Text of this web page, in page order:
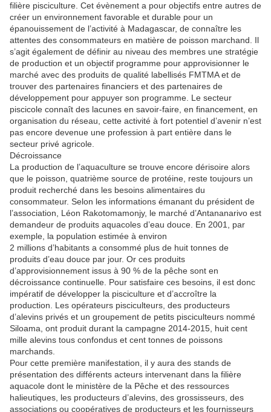
filière pisciculture. Cet évènement a pour objectifs entre autres de
créer un environnement favorable et durable pour un
épanouissement de l’activité à Madagascar, de connaître les
attentes des consommateurs en matière de poisson marchand. Il
s’agit également de définir au niveau des membres une stratégie
de production et un objectif programme pour approvisionner le
marché avec des produits de qualité labellisés FMTMA et de
trouver des partenaires financiers et des partenaires de
développement pour appuyer son programme. Le secteur
piscicole connaît des lacunes en savoir-faire, en financement, en
organisation du réseau, cette activité à fort potentiel d’avenir n’est
pas encore devenue une profession à part entière dans le
secteur privé agricole.
Décroissance
La production de l’aquaculture se trouve encore dérisoire alors
que le poisson, quatrième source de protéine, reste toujours un
produit recherché dans les besoins alimentaires du
consommateur. Selon les informations émanant du président de
l’association, Léon Rakotomamonjy, le marché d’Antananarivo est
demandeur de produits aquacoles d’eau douce. En 2001, par
exemple, la population estimée à environ
2 millions d’habitants a consommé plus de huit tonnes de
produits d’eau douce par jour. Or ces produits
d’approvisionnement issus à 90 % de la pêche sont en
décroissance continuelle. Pour satisfaire ces besoins, il est donc
impératif de développer la pisciculture et d’accroître la
production. Les opérateurs pisciculteurs, des producteurs
d’alevins privés et un groupement de petits pisciculteurs nommé
Siloama, ont produit durant la campagne 2014-2015, huit cent
mille alevins tous confondus et cent tonnes de poissons
marchands.
Pour cette première manifestation, il y aura des stands de
présentation des différents acteurs intervenant dans la filière
aquacole dont le ministère de la Pêche et des ressources
halieutiques, les producteurs d’alevins, des grossisseurs, des
associations ou coopératives de producteurs et les fournisseurs